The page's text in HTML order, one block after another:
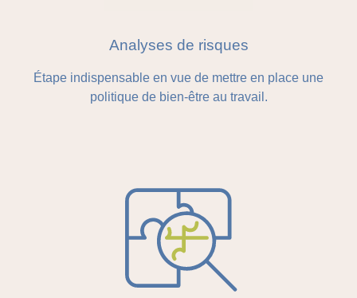
Analyses de risques
Étape indispensable en vue de mettre en place une
politique de bien-être au travail.